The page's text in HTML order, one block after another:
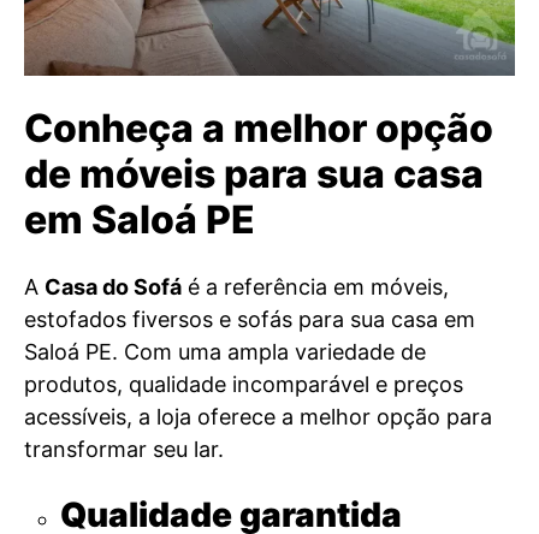
Conheça a melhor opção
de móveis para sua casa
em Saloá PE
A Casa do Sofá é a referência em móveis,
estofados fiversos e sofás para sua casa em
Saloá PE. Com uma ampla variedade de
produtos, qualidade incomparável e preços
acessíveis, a loja oferece a melhor opção para
transformar seu lar.
Qualidade garantida